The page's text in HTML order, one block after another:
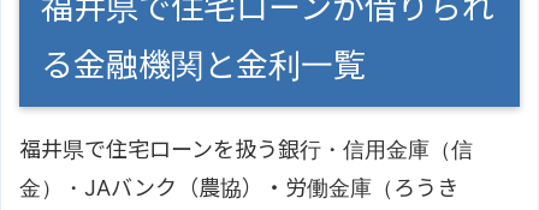
る金融機関と金利一覧
福井県で住宅ローンを扱う銀行・信用金庫（信
金）・JAバンク（農協）・労働金庫（ろうき